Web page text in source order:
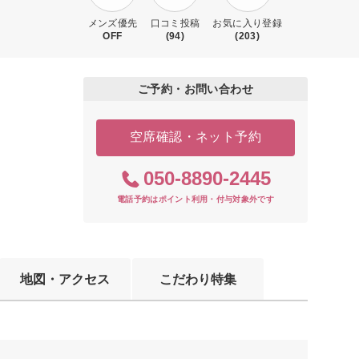
メンズ優先
OFF
口コミ投稿
(94)
お気に入り登録
(203)
ご予約・お問い合わせ
空席確認・ネット予約
050-8890-2445
電話予約はポイント利用・付与対象外です
地図・アクセス こだわり特集